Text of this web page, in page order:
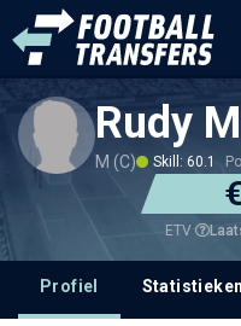
Rudy
M (C) Skill: 60.1
ETV
Profiel Statistieken